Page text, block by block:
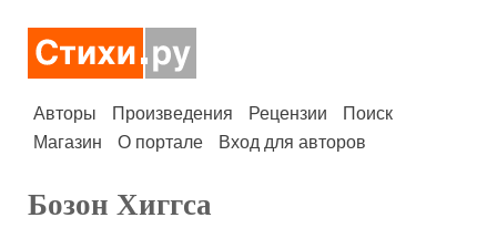
Авторы Произведения Рецензии
Поиск
Магазин
О портале Вход для авторов
Бозон Хиггса